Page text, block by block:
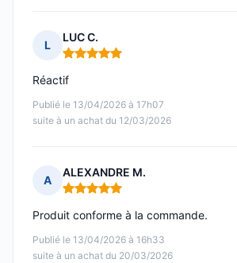
L
LUC C.
Note : 5 sur 5
Publié le 13/04/2026 à 17h07
suite à un achat du 12/03/2026
Réactif
A
ALEXANDRE M.
Note : 5 sur 5
Publié le 13/04/2026 à 16h33
suite à un achat du 20/03/2026
Produit conforme à la commande.